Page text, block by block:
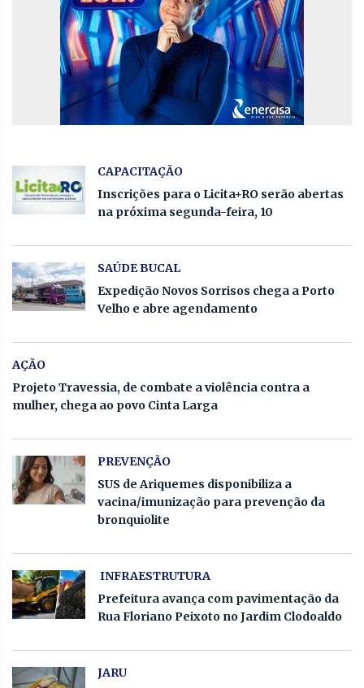
CAPACITAÇÃO
Inscrições para o Licita+RO serão abertas
na próxima segunda-feira, 10
SAÚDE BUCAL
Expedição Novos Sorrisos chega a Porto
Velho e abre agendamento
AÇÃO
Projeto Travessia, de combate a violência contra a
mulher, chega ao povo Cinta Larga
PREVENÇÃO
SUS de Ariquemes disponibiliza a
vacina/imunização para prevenção da
bronquiolite
INFRAESTRUTURA
Prefeitura avança com pavimentação da
Rua Floriano Peixoto no Jardim Clodoaldo
JARU